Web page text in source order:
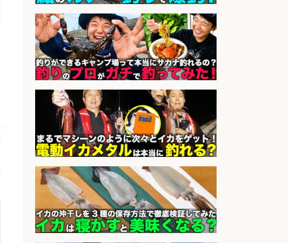
レジカウンター/夕方勤務で時給UP
お釣りの計算不要の簡単レジ1日2時
間
会社名 オーケー株式会社
レジカウンター/お釣りの計算不要
の簡単レジ 未経験も安心の研修あり
1日2h
sponsored by 求人ボックス
お魚のカット・商品の振り分け業
務/人気の夜勤のお仕事!シフト勤務